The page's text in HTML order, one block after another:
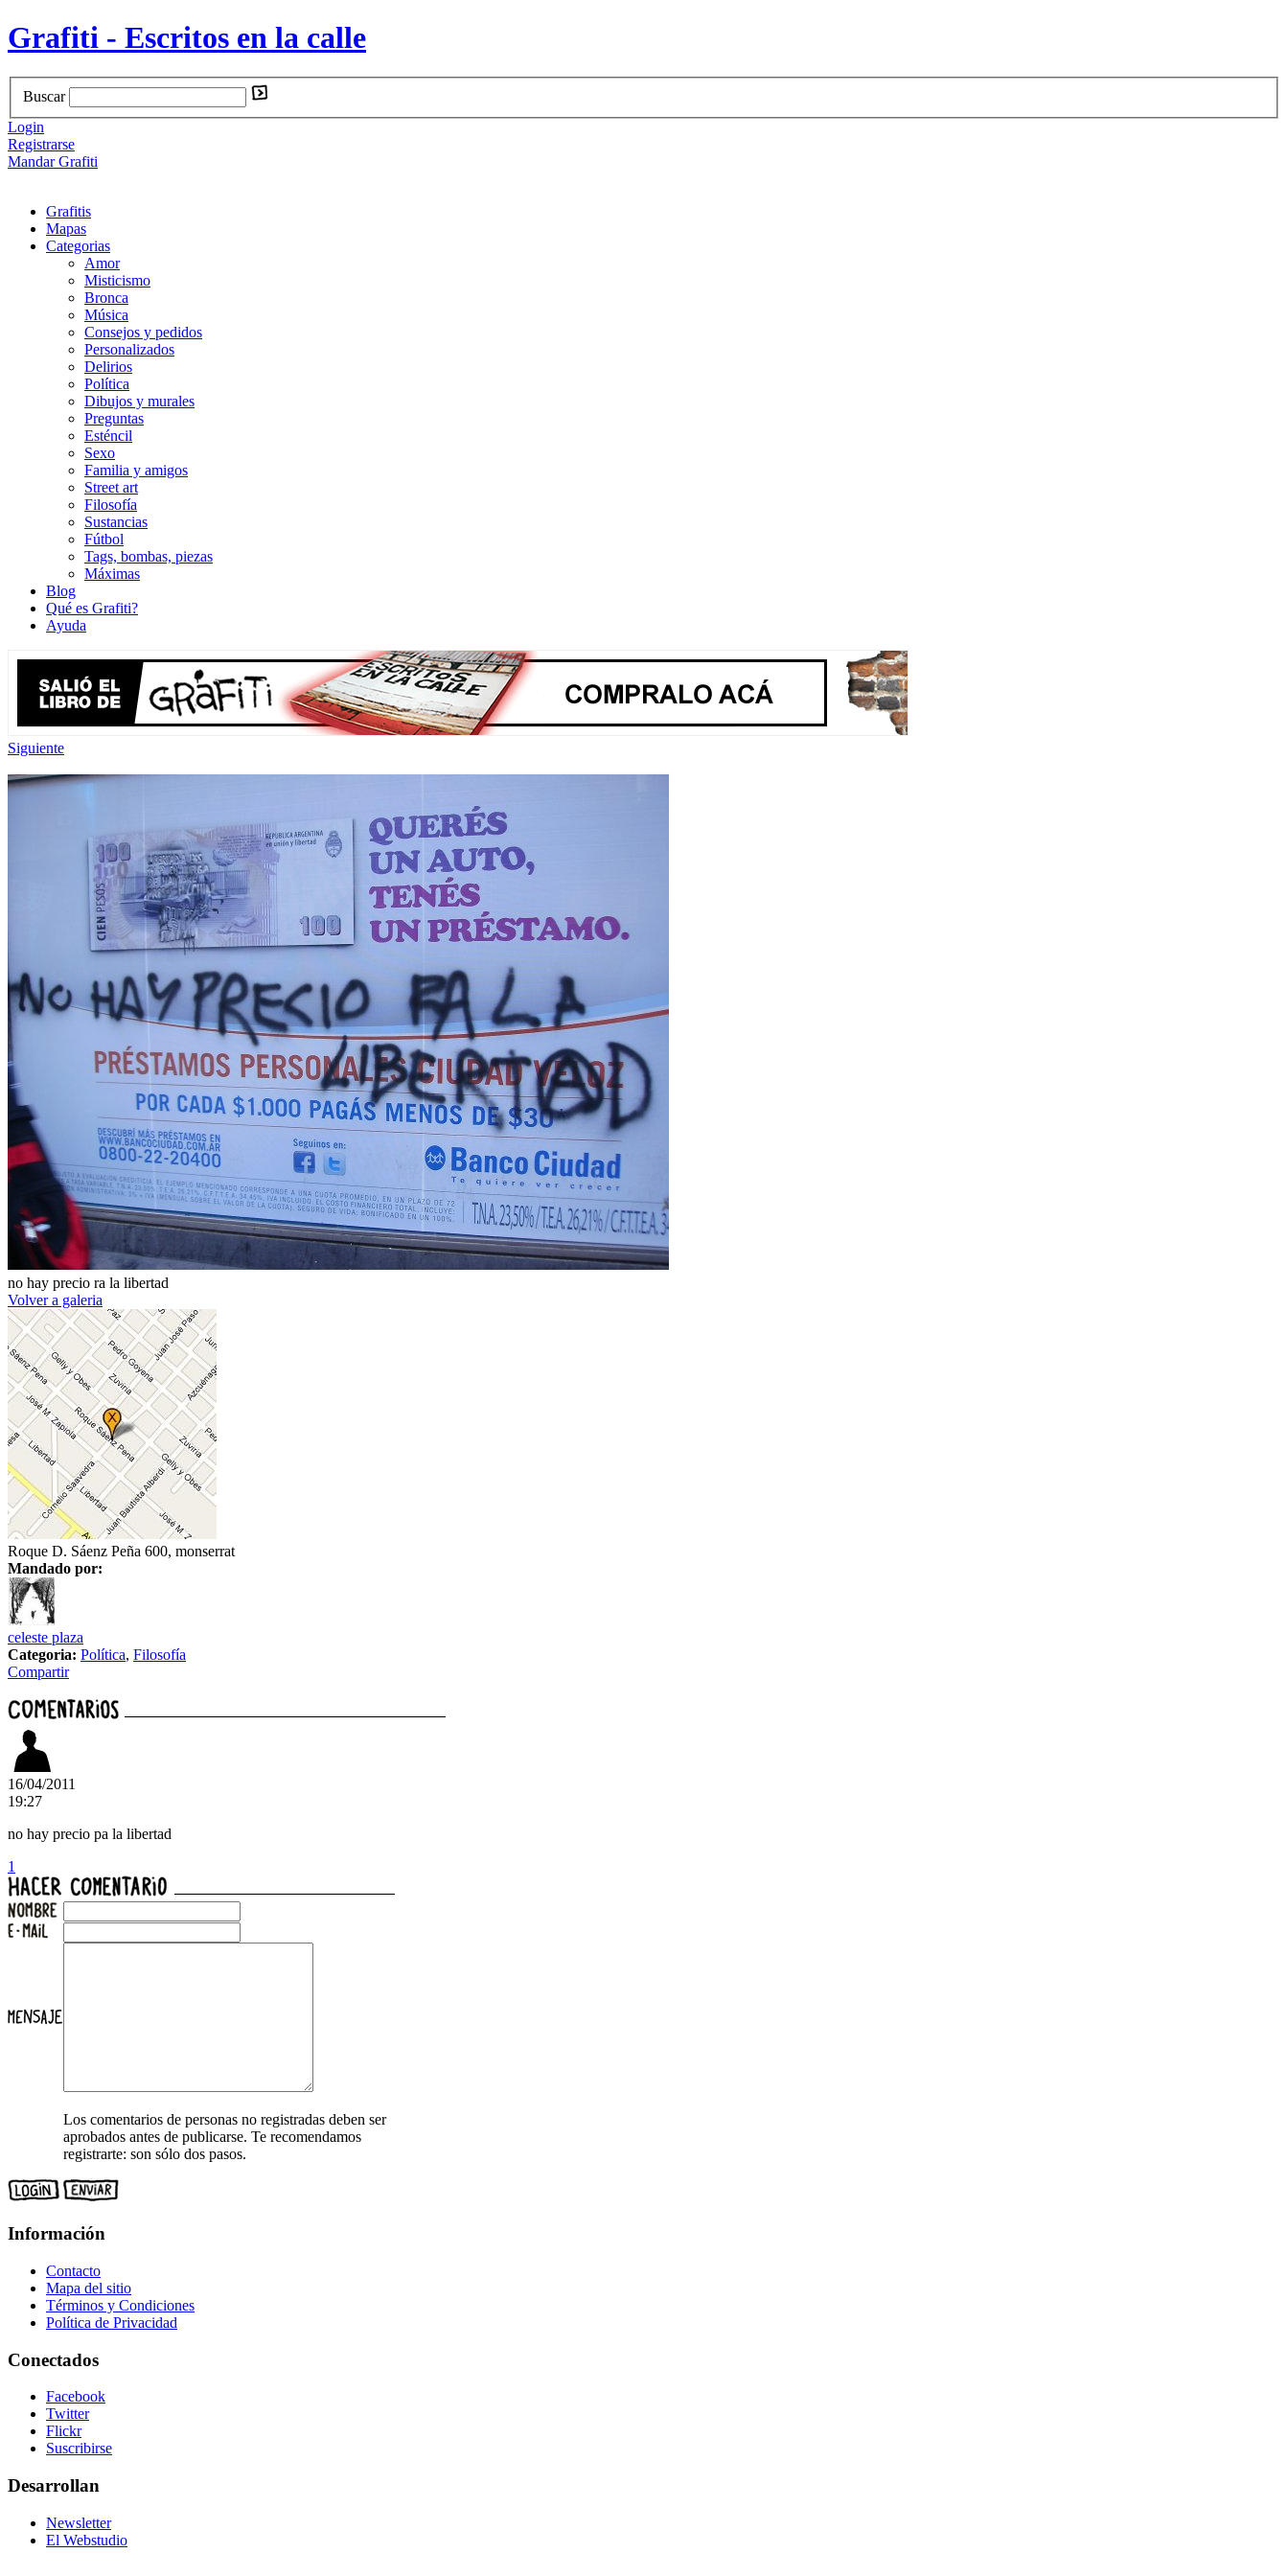
Grafiti - Escritos en la calle
Buscar
Login
Registrarse
Mandar Grafiti
Grafitis
Mapas
Categorias
Amor
Misticismo
Bronca
Música
Consejos y pedidos
Personalizados
Delirios
Política
Dibujos y murales
Preguntas
Esténcil
Sexo
Familia y amigos
Street art
Filosofía
Sustancias
Fútbol
Tags, bombas, piezas
Máximas
Blog
Qué es Grafiti?
Ayuda
Siguiente
no hay precio ra la libertad
Volver a galeria
Roque D. Sáenz Peña 600, monserrat
Mandado por:
celeste plaza
Categoria: Política, Filosofía
Compartir
16/04/2011
19:27
no hay precio pa la libertad
1
Los comentarios de personas no registradas deben ser
aprobados antes de publicarse. Te recomendamos
registrarte: son sólo dos pasos.
Información
Contacto
Mapa del sitio
Términos y Condiciones
Política de Privacidad
Conectados
Facebook
Twitter
Flickr
Suscribirse
Desarrollan
Newsletter
El Webstudio